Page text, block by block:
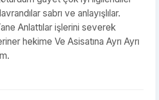
sabrı ve anlayışlılar.
Anlattılar işlerini severek
hekime Ve Asisatına Ayrı Ayrı